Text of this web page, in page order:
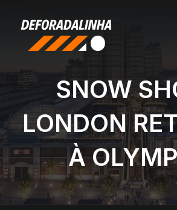
conteúdo
SNOW
LONDON
À